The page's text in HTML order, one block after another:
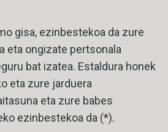
gisa, ezinbestekoa da zure
eta ongizate pertsonala
bat izatea. Estaldura honek
eta zure jarduera
eta zure babes
ezinbestekoa da (*).